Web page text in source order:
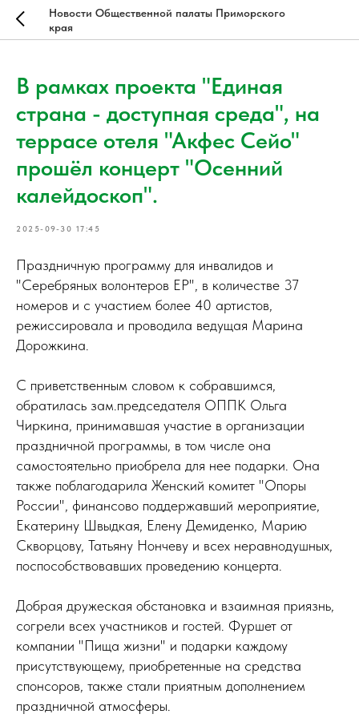
Новости Общественной палаты Приморского
края
В рамках проекта "Единая
страна - доступная среда", на
террасе отеля "Акфес Сейо"
прошёл концерт "Осенний
калейдоскоп".
2025-09-30 17:45
Праздничную программу для инвалидов и
"Серебряных волонтеров ЕР", в количестве 37
номеров и с участием более 40 артистов,
режиссировала и проводила ведущая Марина
Дорожкина.
С приветственным словом к собравшимся,
обратилась зам.председателя ОППК Ольга
Чиркина, принимавшая участие в организации
праздничной программы, в том числе она
самостоятельно приобрела для нее подарки. Она
также поблагодарила Женский комитет "Опоры
России", финансово поддержавший мероприятие,
Екатерину Швыдкая, Елену Демиденко, Марию
Скворцову, Татьяну Нончеву и всех неравнодушных,
поспособствовавших проведению концерта.
Добрая дружеская обстановка и взаимная приязнь,
согрели всех участников и гостей. Фуршет от
компании "Пища жизни" и подарки каждому
присутствующему, приобретенные на средства
спонсоров, также стали приятным дополнением
праздничной атмосферы.